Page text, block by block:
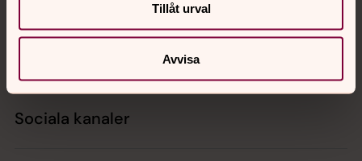
Tillåt urval
Avvisa
Sociala kanaler